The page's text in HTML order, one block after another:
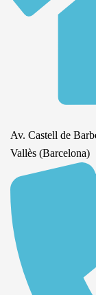
Av. Castell de
Vallès (Barcelona)